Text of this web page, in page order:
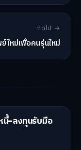
ถัดไป →
หม่เพื่อคนรุ่นใหม่
นี้-ลงทุนรับมือ